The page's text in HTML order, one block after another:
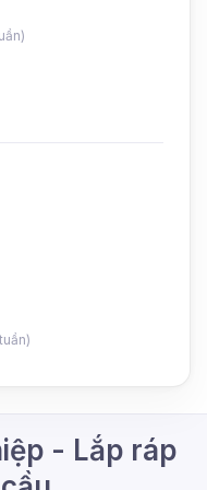
ưu cho các dự án
- Lắp ráp